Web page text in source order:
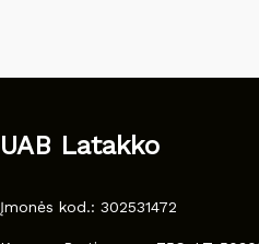
UAB Latakko
Įmonės kod.: 302531472